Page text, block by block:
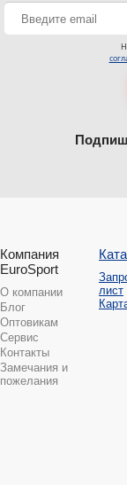
Компания
EuroSport
О компании
Блог
Оптовикам
Сервис
Контакты
Замечания и
пожелания
лист